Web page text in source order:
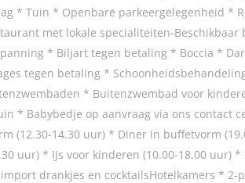
* Tuin * Openbare parkeergelegenheid *
met lokale specialiteiten-
* Biljart tegen betaling * Boccia *
tegen betaling *
* Buitenzwembad voor
* Babybedje op aanvraag via ons contact
(12.30-14.30 uur) * Diner in buffetvorm
uur) * IJs voor kinderen (10.00-18.00 uur)
drankjes en cocktailsHotelkamers * 2-